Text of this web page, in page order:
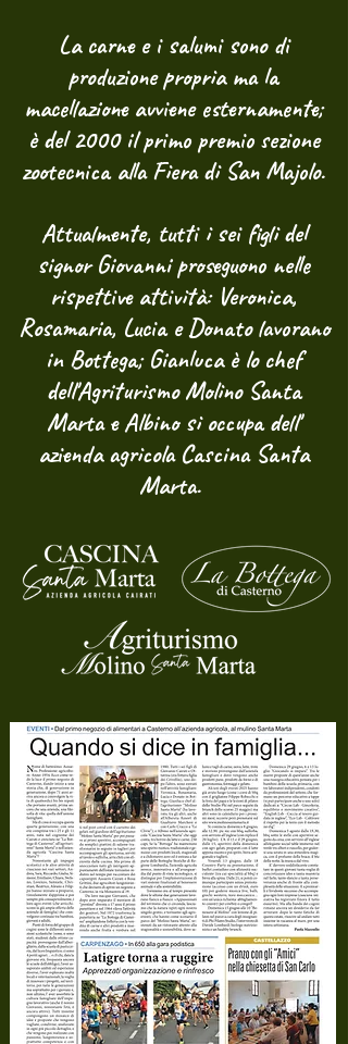
La carne e i salumi sono di
produzione propria ma la
macellazione avviene esternamente;
è del 2000 il primo premio sezione
zootecnica alla Fiera di San Majolo.
Attualmente, tutti i sei figli del
signor Giovanni proseguono nelle
rispettive attività: Veronica,
Rosamaria, Lucia e Donato lavorano
in Bottega; Gianluca è lo chef
dell'Agriturismo Molino Santa
Marta e Albino si occupa dell'
azienda agricola Cascina Santa
Marta.